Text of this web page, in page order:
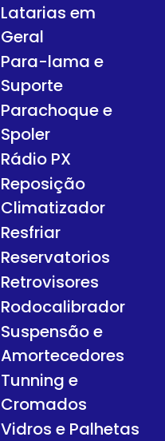
Latarias em
Geral
Para-lama e
Suporte
Parachoque e
Spoler
Rádio PX
Reposição
Climatizador
Resfriar
Reservatorios
Retrovisores
Rodocalibrador
Suspensão e
Amortecedores
Tunning e
Cromados
Vidros e Palhetas